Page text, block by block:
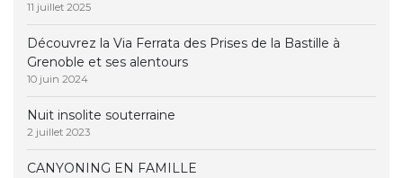
11 juillet 2025
Découvrez la Via Ferrata des Prises de la Bastille à
Grenoble et ses alentours
10 juin 2024
Nuit insolite souterraine
2 juillet 2023
CANYONING EN FAMILLE